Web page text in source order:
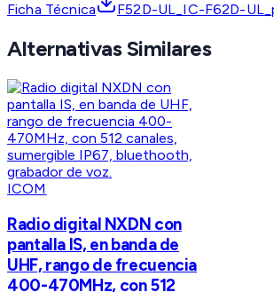
Ficha Técnica F52D-UL_IC-F62D-
Alternativas Similares
ICOM
Radio digital NXDN con
pantalla IS, en banda de
UHF, rango de frecuencia
400-470MHz, con 512